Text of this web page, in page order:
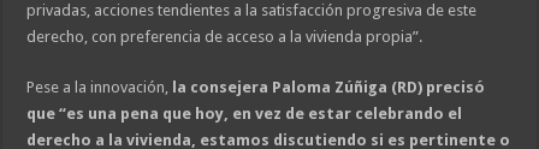
privadas, acciones tendientes a la satisfacción progresiva de este
derecho, con preferencia de acceso a la vivienda propia”.
Pese a la innovación, la consejera Paloma Zúñiga (RD) precisó
que “es una pena que hoy, en vez de estar celebrando el
derecho a la vivienda, estamos discutiendo si es pertinente o